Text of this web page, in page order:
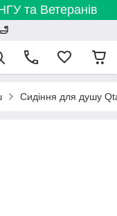
та Ветеранів
Сидіння для душу